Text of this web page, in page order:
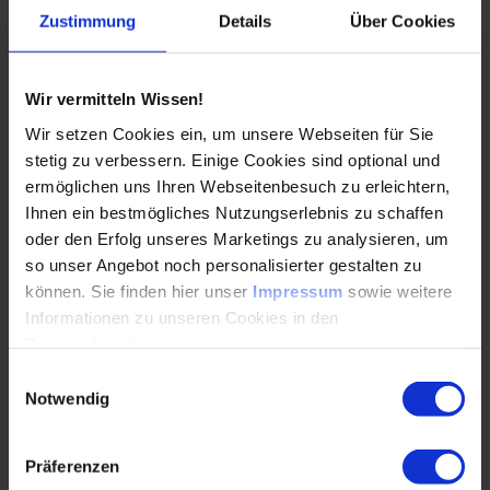
Zustimmung Details Über Cookies
Wir vermitteln Wissen!
Wir setzen Cookies ein, um unsere Webseiten für Sie
stetig zu verbessern. Einige Cookies sind optional und
ermöglichen uns Ihren Webseitenbesuch zu erleichtern,
Ihnen ein bestmögliches Nutzungserlebnis zu schaffen
oder den Erfolg unseres Marketings zu analysieren, um
so unser Angebot noch personalisierter gestalten zu
können. Sie finden hier unser Impressum sowie weitere
Informationen zu unseren Cookies in den
Notwendig
Präferenzen
28.05.2026
Verantwortung Immer mehr Mitarbeitende
übernehmen entscheidende Führungsrollen, ohne
formale…
WEITERLESEN
Advanced Process Control als Wegbereiter
autonomer Prozessführung
28.04.2026
In diesem Interview erklärt Dr.-Ing. Adrian Caspari
(Siemens) die Rolle von Advanced Process Control